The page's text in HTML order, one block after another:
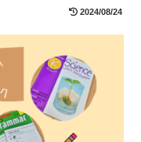
2024/08/24